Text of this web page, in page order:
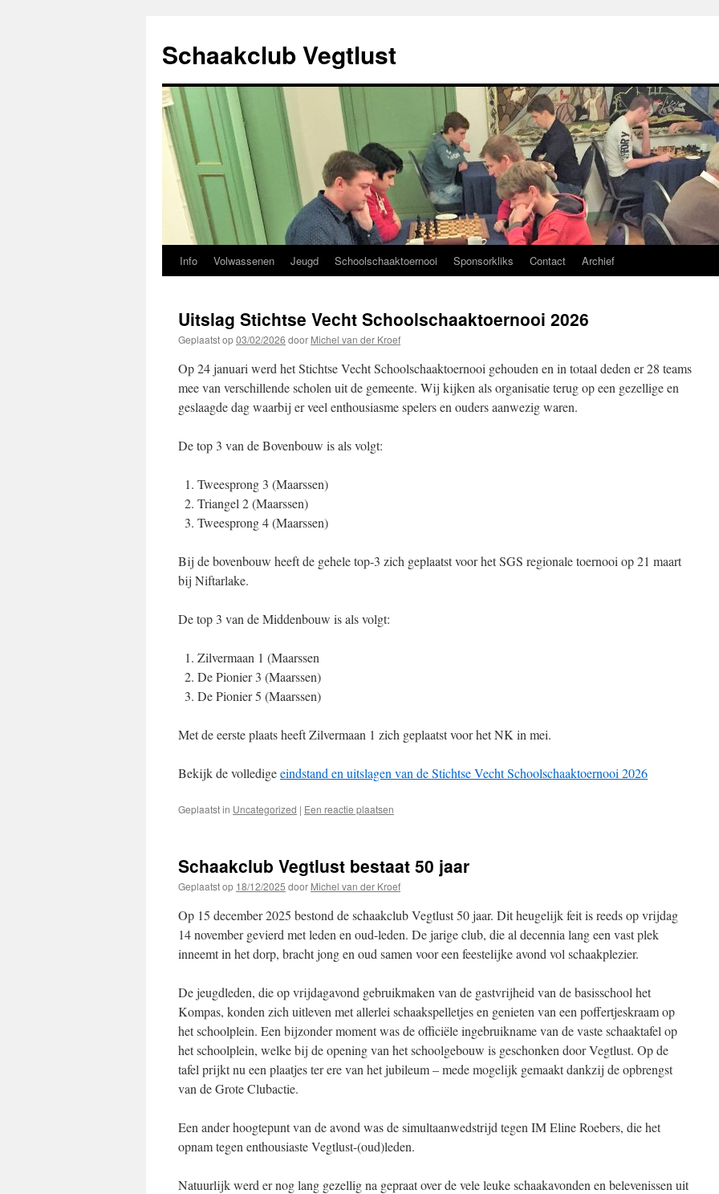
de
inhoud
Schaakclub Vegtlust
Info Volwassenen Jeugd Schoolschaaktoernooi Sponsorkliks Contact Archief
Uitslag Stichtse Vecht Schoolschaaktoernooi 2026
Geplaatst op03/02/2026 door Michel van der Kroef
Op 24 januari werd het Stichtse Vecht Schoolschaaktoernooi gehouden en in totaal deden er 28 teams
mee van verschillende scholen uit de gemeente. Wij kijken als organisatie terug op een gezellige en
geslaagde dag waarbij er veel enthousiasme spelers en ouders aanwezig waren.
De top 3 van de Bovenbouw is als volgt:
Tweesprong 3 (Maarssen)
Triangel 2 (Maarssen)
Tweesprong 4 (Maarssen)
Bij de bovenbouw heeft de gehele top-3 zich geplaatst voor het SGS regionale toernooi op 21 maart
bij Niftarlake.
De top 3 van de Middenbouw is als volgt:
Zilvermaan 1 (Maarssen
De Pionier 3 (Maarssen)
De Pionier 5 (Maarssen)
Met de eerste plaats heeft Zilvermaan 1 zich geplaatst voor het NK in mei.
Bekijk de volledigeeindstand en uitslagen van de Stichtse Vecht Schoolschaaktoernooi 2026
Geplaatst in Uncategorized | Een reactie plaatsen
Schaakclub Vegtlust bestaat 50 jaar
Geplaatst op 18/12/2025 door Michel van der Kroef
Op 15 december 2025 bestond de schaakclub Vegtlust 50 jaar. Dit heugelijk feit is reeds op vrijdag
14 november gevierd met leden en oud-leden. De jarige club, die al decennia lang een vast plek
inneemt in het dorp, bracht jong en oud samen voor een feestelijke avond vol schaakplezier.
De jeugdleden, die op vrijdagavond gebruikmaken van de gastvrijheid van de basisschool het
Kompas, konden zich uitleven met allerlei schaakspelletjes en genieten van een poffertjeskraam op
het schoolplein. Een bijzonder moment was de officiële ingebruikname van de vaste schaaktafel op
het schoolplein, welke bij de opening van het schoolgebouw is geschonken door Vegtlust. Op de
tafel prijkt nu een plaatjes ter ere van het jubileum – mede mogelijk gemaakt dankzij de opbrengst
van de Grote Clubactie.
Een ander hoogtepunt van de avond was de simultaanwedstrijd tegen IM Eline Roebers, die het
opnam tegen enthousiaste Vegtlust-(oud)leden.
Natuurlijk werd er nog lang gezellig na gepraat over de vele leuke schaakavonden en belevenissen uit